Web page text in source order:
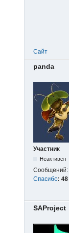
Сайт
panda
Участник
Неактивен
Сообщений:
Спасибо: 48
SAProject